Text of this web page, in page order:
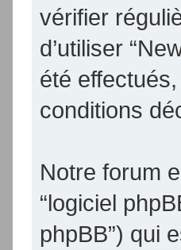
vérifier
d’utiliser
été
conditions
Notre forum
“logiciel
phpBB”) qui